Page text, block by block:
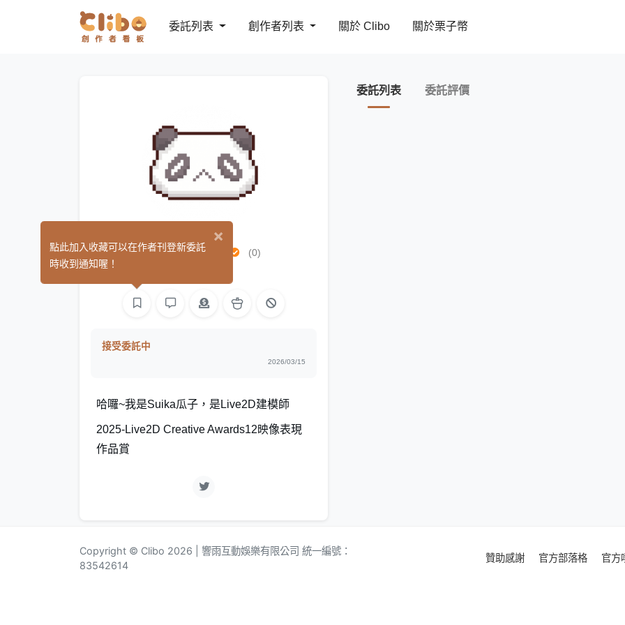
委託列表 創作者列表 關於 Clibo 關於栗子幣
Suika瓜子 (0)
接受委託中
2026/03/15
哈囉~我是Suika瓜子，是Live2D建模師
2025-Live2D Creative Awards12映像表現
作品賞
委託列表 委託評價
Copyright © Clibo 2026 | 響雨互動娛樂有限公司 統一編號：
83542614
贊助感謝 官方部落格 官方
×
點此加入收藏可以在作者刊登新委託
時收到通知喔！